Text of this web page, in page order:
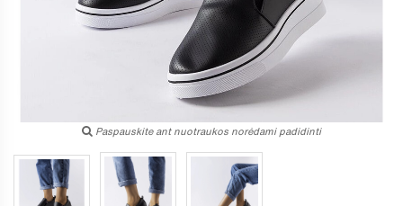
Paspauskite ant nuotraukos norėdami padidinti